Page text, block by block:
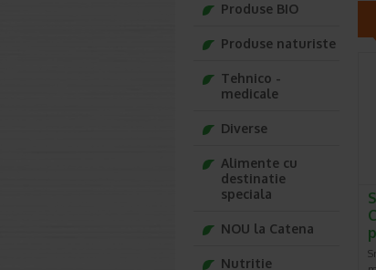
Produse BIO
Produse naturiste
Tehnico -
medicale
Diverse
Alimente cu
destinatie
speciala
NOU la Catena
Nutritie